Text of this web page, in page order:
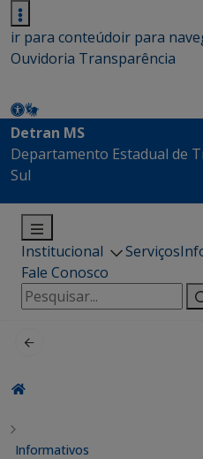
ir para conteúdoir para
Ouvidoria Transparência
Detran MS
Departamento Estadual de
Sul
Institucional Serviços
Fale Conosco
Pesquisar
por:
Informativos